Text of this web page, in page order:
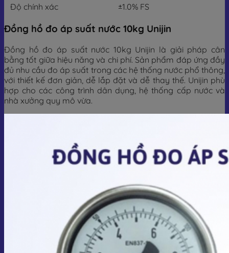
Độ chính xác
±1.0% FS
Đồng hồ đo áp suất nước 10kg Unijin
Đồng hồ đo áp suất nước 10kg Unijin là giải pháp cân
bằng tốt giữa hiệu năng và chi phí. Sản phẩm đáp ứng đầy
đủ nhu cầu đo áp suất trong các hệ thống nước phổ thông,
với thiết kế đơn giản, dễ lắp đặt và dễ thay thế. Unijin phù
hợp cho các công trình dân dụng, hệ thống cấp nước và
nhà xưởng quy mô vừa.